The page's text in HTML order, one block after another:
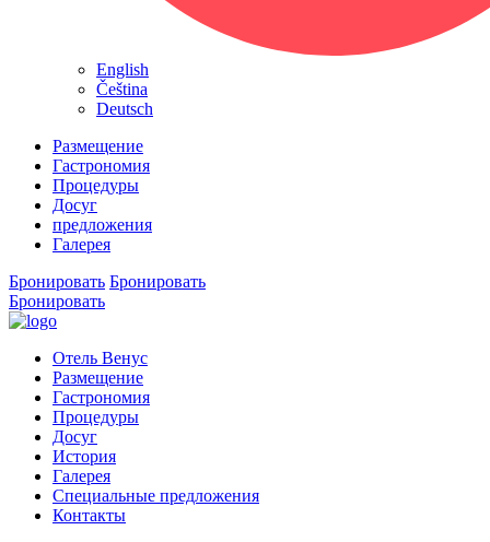
English
Čeština
Deutsch
Размещение
Гастрономия
Процедуры
Досуг
предложения
Галерея
Бронировать Бронировать
Бронировать
Отель Венус
Размещение
Гастрономия
Процедуры
Досуг
История
Галерея
Специальные предложения
Контакты